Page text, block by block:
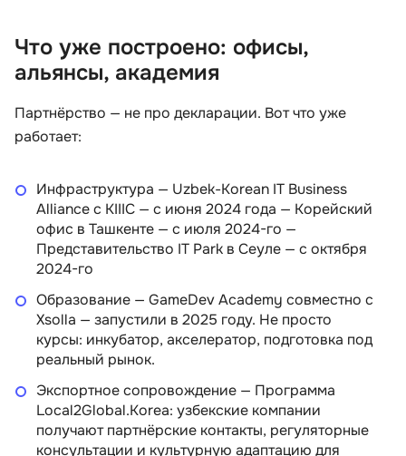
Что уже построено: офисы,
альянсы, академия
Партнёрство — не про декларации. Вот что уже
работает:
Инфраструктура — Uzbek-Korean IT Business
Alliance с KIIIC — с июня 2024 года — Корейский
офис в Ташкенте — с июля 2024-го —
Представительство IT Park в Сеуле — с октября
2024-го
Образование — GameDev Academy совместно с
Xsolla — запустили в 2025 году. Не просто
курсы: инкубатор, акселератор, подготовка под
реальный рынок.
Экспортное сопровождение — Программа
Local2Global.Korea: узбекские компании
получают партнёрские контакты, регуляторные
консультации и культурную адаптацию для